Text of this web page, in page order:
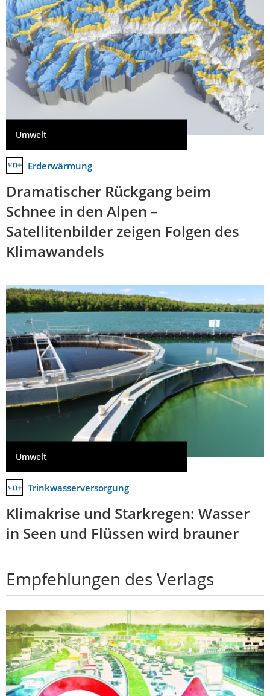
Umwelt
Erderwärmung
Dramatischer Rückgang beim
Schnee in den Alpen –
Satellitenbilder zeigen Folgen des
Klimawandels
Umwelt
Trinkwasserversorgung
Klimakrise und Starkregen: Wasser
in Seen und Flüssen wird brauner
Empfehlungen des Verlags